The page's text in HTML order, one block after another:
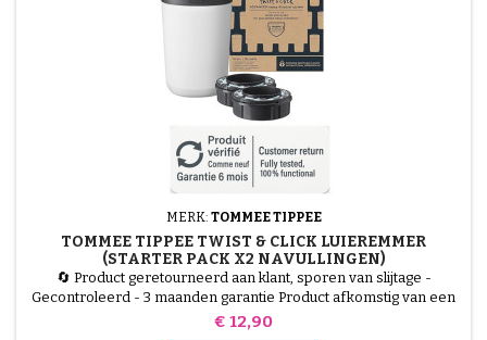
MERK: TOMMEE TIPPEE
TOMMEE TIPPEE TWIST & CLICK LUIEREMMER
(STARTER PACK X2 NAVULLINGEN)
🔄 Product geretourneerd aan klant, sporen van slijtage -
Gecontroleerd - 3 maanden garantie Product afkomstig van een
retourzending, getest door onze technici en 100% functioneel. De
Prijs
€ 12,90